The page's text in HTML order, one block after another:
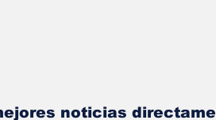
noticias